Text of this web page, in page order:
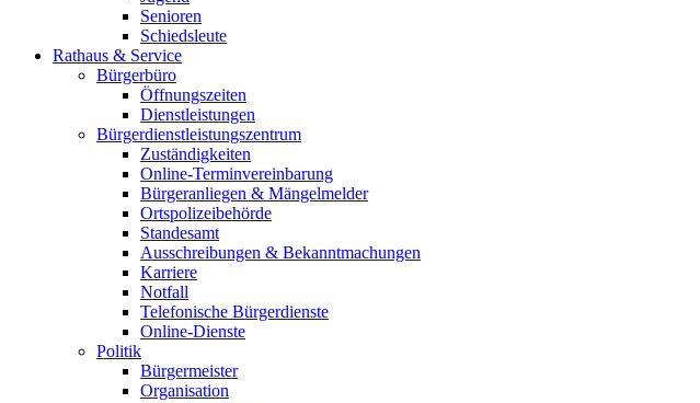
Senioren
Schiedsleute
Rathaus & Service
Bürgerbüro
Öffnungszeiten
Dienstleistungen
Bürgerdienstleistungszentrum
Zuständigkeiten
Online-Terminvereinbarung
Bürgeranliegen & Mängelmelder
Ortspolizeibehörde
Standesamt
Ausschreibungen & Bekanntmachungen
Karriere
Notfall
Telefonische Bürgerdienste
Online-Dienste
Politik
Bürgermeister
Organisation